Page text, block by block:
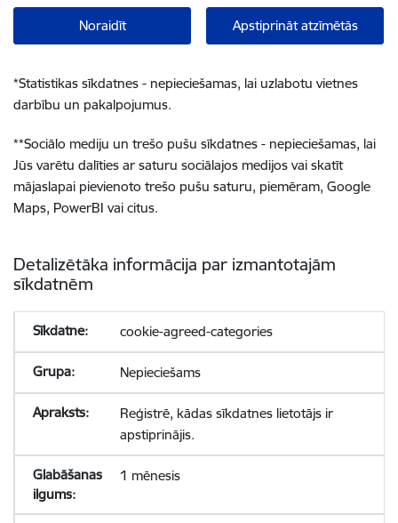
Noraidīt Apstiprināt atzīmētās
*Statistikas sīkdatnes - nepieciešamas, lai uzlabotu vietnes
darbību un pakalpojumus.
**Sociālo mediju un trešo pušu sīkdatnes - nepieciešamas, lai
Jūs varētu dalīties ar saturu sociālajos medijos vai skatīt
mājaslapai pievienoto trešo pušu saturu, piemēram, Google
Maps, PowerBI vai citus.
Detalizētāka informācija par izmantotajām
sīkdatnēm
cookie-agreed-categories
Nepieciešams
Reģistrē, kādas sīkdatnes lietotājs ir
apstiprinājis.
1 mēnesis